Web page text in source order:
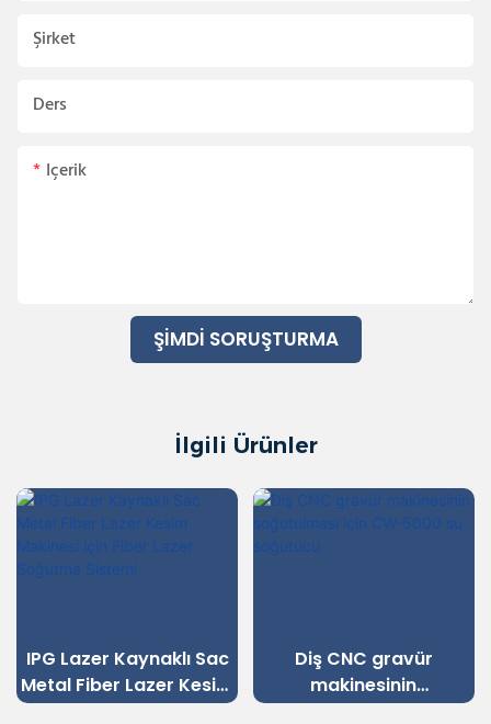
Şirket
Ders
Içerik
ŞIMDI SORUŞTURMA
İlgili Ürünler
IPG Lazer Kaynaklı Sac
Metal Fiber Lazer Kesim
Makinesi için Fiber Lazer
Diş CNC gravür
makinesinin
soğutulması için CW-